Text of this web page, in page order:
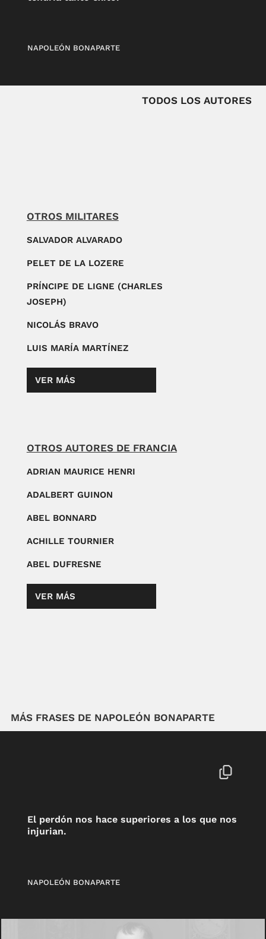
NAPOLEÓN BONAPARTE
TODOS LOS AUTORES
OTROS MILITARES
SALVADOR ALVARADO
PELET DE LA LOZERE
PRÍNCIPE DE LIGNE (CHARLES
JOSEPH)
NICOLÁS BRAVO
LUIS MARÍA MARTÍNEZ
VER MÁS
OTROS AUTORES DE FRANCIA
ADRIAN MAURICE HENRI
ADALBERT GUINON
ABEL BONNARD
ACHILLE TOURNIER
ABEL DUFRESNE
VER MÁS
MÁS FRASES DE NAPOLEÓN BONAPARTE
El perdón nos hace superiores a los que nos
injurian.
NAPOLEÓN BONAPARTE